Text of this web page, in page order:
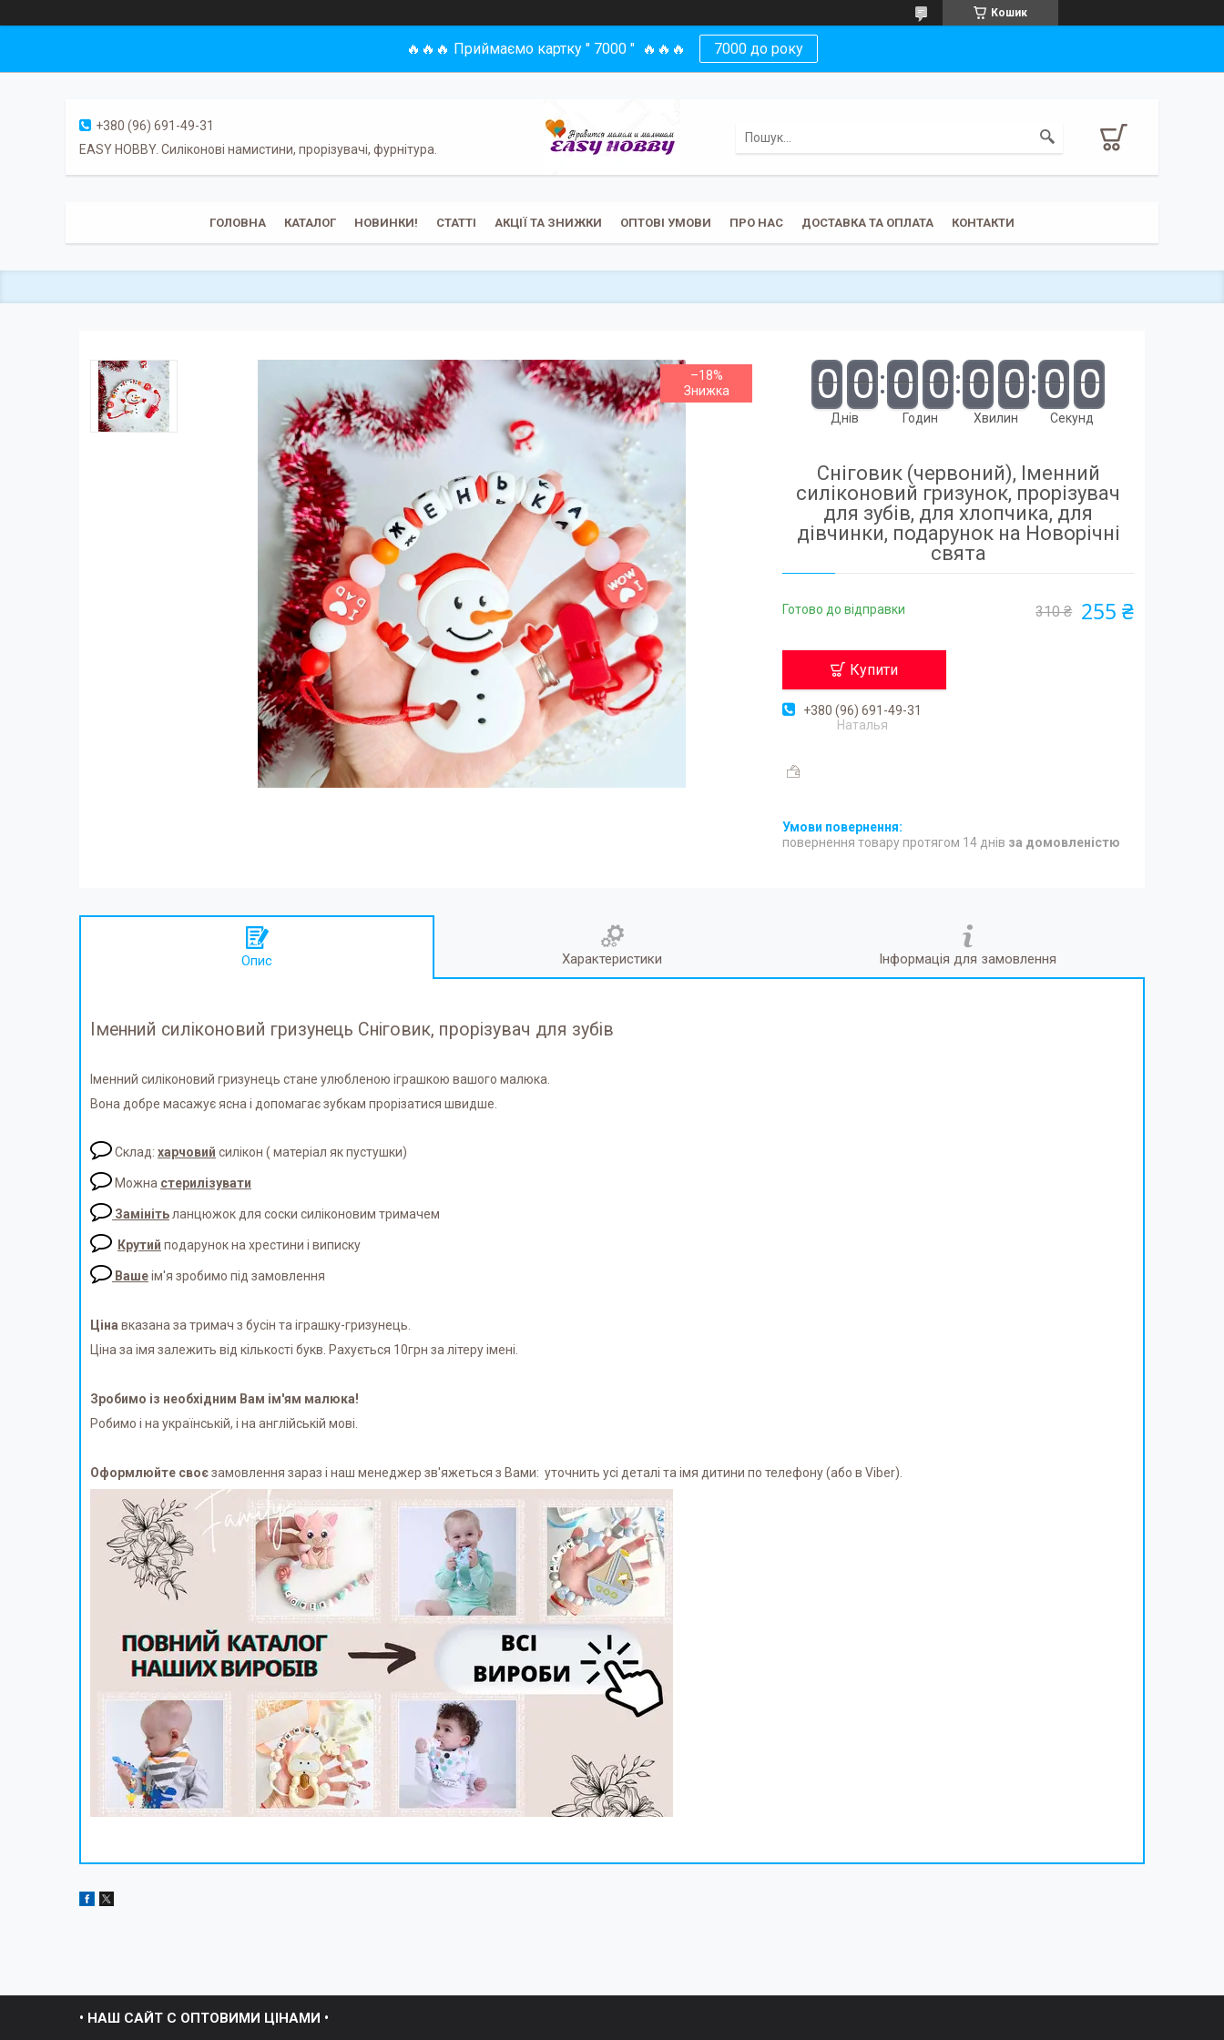
Кошик
🔥🔥🔥 Приймаємо картку " 7000 " 🔥🔥🔥 7000 до року
+380 (96) 691-49-31
EASY HOBBY. Силіконові намистини, прорізувачі, фурнітура.
ГОЛОВНА КАТАЛОГ НОВИНКИ! СТАТТІ АКЦІЇ ТА ЗНИЖКИ ОПТОВІ УМОВИ ПРО НАС ДОСТАВКА ТА ОПЛАТА КОНТАКТИ
–18% 0 0
Днів
0 0
Годин
0 0
Хвилин
0 0
Секунд
Сніговик (червоний), Іменний
силіконовий гризунок, прорізувач
для зубів, для хлопчика, для
дівчинки, подарунок на Новорічні
свята
Готово до відправки 310 ₴ 255 ₴
Купити
+380 (96) 691-49-31
Наталья
повернення товару протягом 14 днів за домовленістю
Опис Характеристики Інформація для замовлення
Іменний силіконовий гризунець Сніговик, прорізувач для зубів
Іменний силіконовий гризунець стане улюбленою іграшкою вашого малюка.
Вона добре масажує ясна і допомагає зубкам прорізатися швидше.
Склад: харчовий силікон ( матеріал як пустушки)
Можна стерилізувати
Замініть ланцюжок для соски силіконовим тримачем
Крутий подарунок на хрестини і виписку
Вашеім'я зробимо під замовлення
Ціна вказана за тримач з бусін та іграшку-гризунець.
Ціна за імя залежить від кількості букв. Рахується 10грн за літеру імені.
Зробимо із необхідним Вам ім'ям малюка!
Робимо і на українській, і на англійській мові.
Оформлюйте своєзамовлення зараз і наш менеджер зв'яжеться з Вами: уточнить усі деталі та імя дитини по телефону (або в Viber).
• НАШ САЙТ С ОПТОВИМИ ЦІНАМИ •